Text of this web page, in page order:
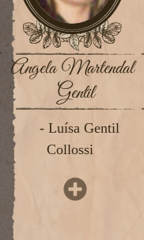
Angela Martendal
Gentil
- Luísa Gentil
Collossi